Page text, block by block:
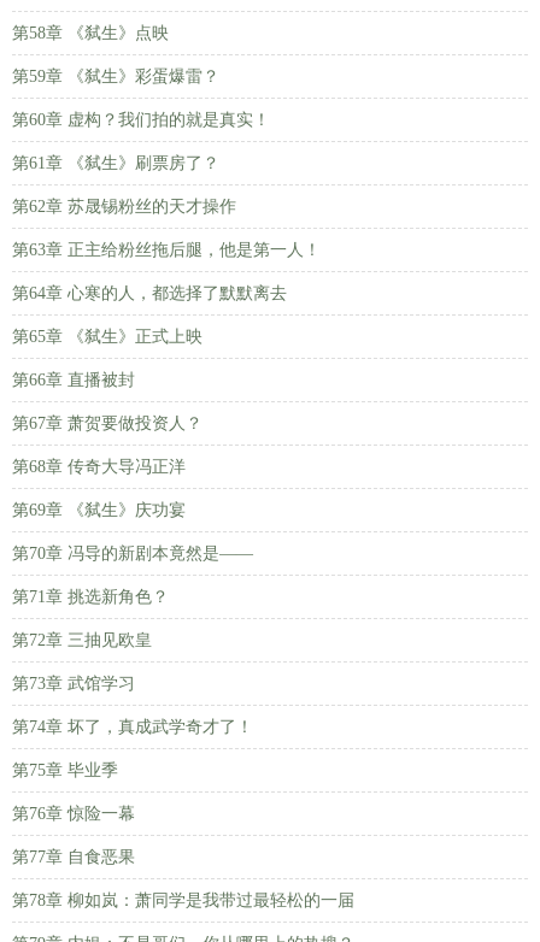
第58章 《弑生》点映
第59章 《弑生》彩蛋爆雷？
第60章 虚构？我们拍的就是真实！
第61章 《弑生》刷票房了？
第62章 苏晟锡粉丝的天才操作
第63章 正主给粉丝拖后腿，他是第一人！
第64章 心寒的人，都选择了默默离去
第65章 《弑生》正式上映
第66章 直播被封
第67章 萧贺要做投资人？
第68章 传奇大导冯正洋
第69章 《弑生》庆功宴
第70章 冯导的新剧本竟然是——
第71章 挑选新角色？
第72章 三抽见欧皇
第73章 武馆学习
第74章 坏了，真成武学奇才了！
第75章 毕业季
第76章 惊险一幕
第77章 自食恶果
第78章 柳如岚：萧同学是我带过最轻松的一届